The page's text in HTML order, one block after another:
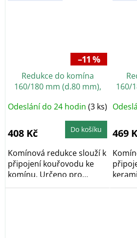
–11 %
Redukce do komína
160/180 mm (d.80 mm),
Odeslání do 24 hodin (3 ks)
408 Kč Do košíku
Komínová redukce slouží k
připojení kouřovodu ke
komínu. Určeno pro
nasazení na...
160/
469